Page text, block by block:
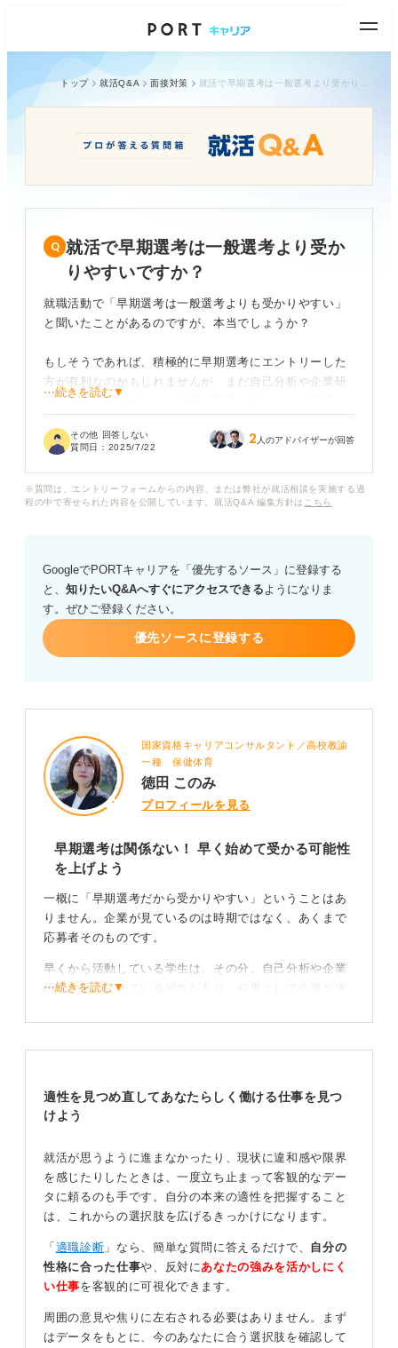
トップ 就活Q&A 面接対策
就活で早期選考は一般選考より受か
りやすいですか？
就職活動で「早期選考は一般選考よりも受かりやすい」
と聞いたことがあるのですが、本当でしょうか？
もしそうであれば、積極的に早期選考にエントリーした
方が有利なのかもしれませんが、まだ自己分析や企業研
究が十分にできていない段階で選考を受けるのは不安も
き点があれば教えていただきたいです。
⋯続きを読む▼
その他 回答しない
質問日： 2025/7/22 2 人のアドバイザーが回答
※質問は、エントリーフォームからの内容、または弊社が就活相談を実施する過
程の中で寄せられた内容を公開しています。就活Q&A 編集方針は こちら
GoogleでPORTキャリアを「優先するソース」に登録する
と、 知りたいQ&Aへすぐにアクセスできるようになりま
す。ぜひご登録ください。
優先ソースに登録する
国家資格キャリアコンサルタント／高校教諭
一種 保健体育
徳田 このみ
プロフィールを見る
早期選考は関係ない！ 早く始めて受かる可能性
を上げよう
一概に「早期選考だから受かりやすい」ということはあ
りません。企業が見ているのは時期ではなく、あくまで
応募者そのものです。
早くから活動している学生は、その分、自己分析や企業
研究が深くできている傾向があり、結果として企業が求
う。
選考の時期に関係なく準備の質を上げて臨もう
重要なのは時期ではなく、選考に臨む時点での準備の質
です。もし準備が不十分なまま早期選考に臨むのであれ
ば、むしろ一般選考に向けてしっかりと対策を練ったほ
うが、合格の可能性は高まるでしょう。
自身の準備状況に合わせて、最適なタイミングで選考に
臨むことが大切です。
0
⋯続きを読む▼
適性を見つめ直してあなたらしく働ける仕事を見つ
けよう
就活が思うように進まなかったり、現状に違和感や限界
を感じたりしたときは、一度立ち止まって客観的なデー
タに頼るのも手です。自分の本来の適性を把握すること
は、これからの選択肢を広げるきっかけになります。
「 適職診断 」なら、簡単な質問に答えるだけで、 自分の
性格に合った仕事や、反対に あなたの強みを活かしにく
い仕事を客観的に可視化できます。
周囲の意見や焦りに左右される必要はありません。まず
はデータをもとに、今のあなたに合う選択肢を確認して